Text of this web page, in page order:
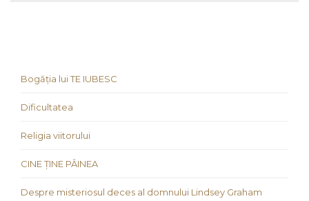
Bogăția lui TE IUBESC
Dificultatea
Religia viitorului
CINE ȚINE PÂINEA
Despre misteriosul deces al domnului Lindsey Graham